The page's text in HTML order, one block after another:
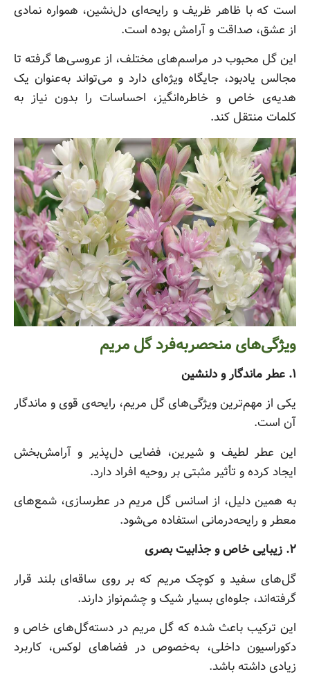
است که با ظاهر ظریف و رایحه‌ای دل‌نشین، همواره نمادی
از عشق، صداقت و آرامش بوده است.
این گل محبوب در مراسم‌های مختلف، از عروسی‌ها گرفته تا
مجالس یادبود، جایگاه ویژه‌ای دارد و می‌تواند به‌عنوان یک
هدیه‌ی خاص و خاطره‌انگیز، احساسات را بدون نیاز به
کلمات منتقل کند.
ویژگی‌های منحصر‌به‌فرد گل مریم
۱. عطر ماندگار و دلنشین
یکی از مهم‌ترین ویژگی‌های گل مریم، رایحه‌ی قوی و ماندگار
آن است.
این عطر لطیف و شیرین، فضایی دل‌پذیر و آرامش‌بخش
ایجاد کرده و تأثیر مثبتی بر روحیه افراد دارد.
به همین دلیل، از اسانس گل مریم در عطرسازی، شمع‌های
معطر و رایحه‌درمانی استفاده می‌شود.
۲. زیبایی خاص و جذابیت بصری
گل‌های سفید و کوچک مریم که بر روی ساقه‌ای بلند قرار
گرفته‌اند، جلوه‌ای بسیار شیک و چشم‌نواز دارند.
این ترکیب باعث شده که گل مریم در دسته‌گل‌های خاص و
دکوراسیون داخلی، به‌خصوص در فضاهای لوکس، کاربرد
زیادی داشته باشد.